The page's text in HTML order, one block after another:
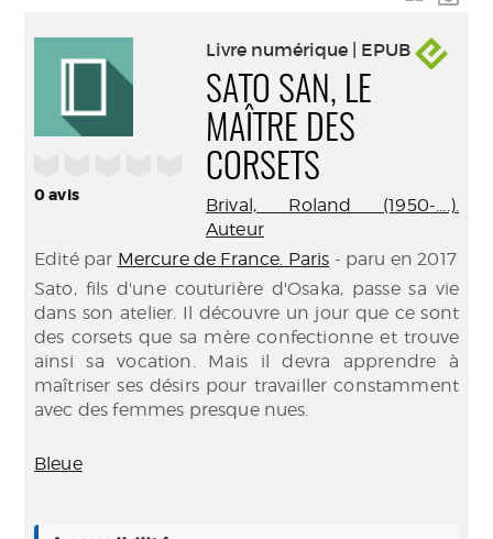
0avis
Livre numérique | EPUB
SATO SAN, LE
MAÎTRE DES
CORSETS
Brival, Roland (1950-....).
Auteur
Edité par Mercure de France. Paris - paru en 2017
Sato, fils d'une couturière d'Osaka, passe sa vie
dans son atelier. Il découvre un jour que ce sont
des corsets que sa mère confectionne et trouve
ainsi sa vocation. Mais il devra apprendre à
maîtriser ses désirs pour travailler constamment
avec des femmes presque nues.
Bleue